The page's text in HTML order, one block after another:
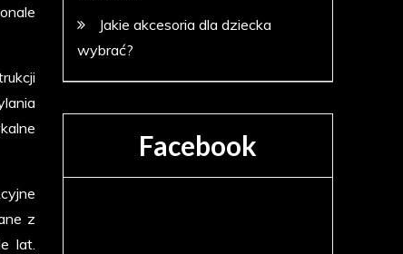
z
lat.
Jakie akcesoria dla dziecka
wybrać?
Facebook